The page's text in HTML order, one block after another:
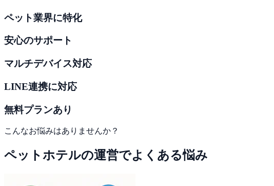
ペット業界に特化
安心のサポート
マルチデバイス対応
LINE連携に対応
無料プランあり
こんなお悩みはありませんか？
ペットホテルの運営でよくある悩み